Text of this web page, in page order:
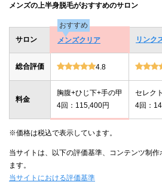
メンズの上半身脱毛がおすすめのサロン
サロン
おすすめ
メンズクリア
リンク
総合評価 4.8
料金
胸腹+ひじ下+手の甲
4回：115,400円
セレク
4回：
※価格は税込で表示しています。
当サイトは、以下の評価基準、コンテンツ制
ます。
当サイトにおける評価基準